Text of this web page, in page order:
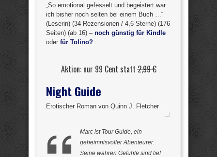
„So emotional gefesselt und begeistert war
ich bisher noch selten bei einem Buch …“
(Leserin) (34 Rezensionen / 4,6 Sterne) (176
Seiten) (ab 16) – noch günstig für Kindle
oder für Tolino?
Aktion: nur 99 Cent statt2,99 €
Night Guide
Erotischer Roman von Quinn J. Fletcher
Marc ist Tour Guide, ein
geheimnisvoller Abenteurer.
Seine wahren Gefühle sind tief